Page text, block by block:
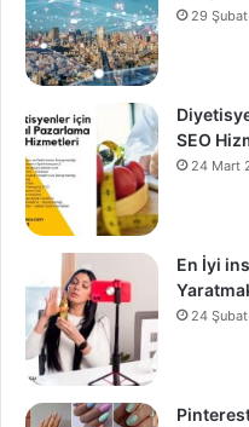
29
SEO
24 Mart
En İyi
24